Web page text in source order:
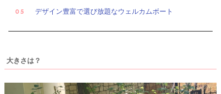
デザイン豊富で選び放題なウェルカムボート
大きさは？
レ